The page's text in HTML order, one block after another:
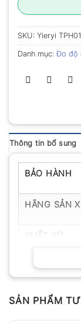
SKU: Yieryi
Danh mục:Đo độ
Thông tin bổ sung
BẢO HÀNH
HÃNG SẢN
SẢN PHẨM